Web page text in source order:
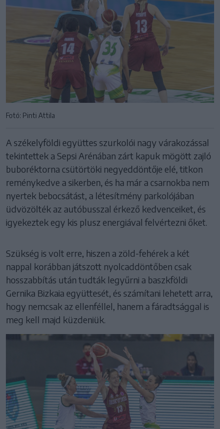
Fotó: Pinti Attila
A székelyföldi együttes szurkolói nagy várakozással
tekintettek a Sepsi Arénában zárt kapuk mögött zajló
buboréktorna csütörtöki negyeddöntője elé, titkon
reménykedve a sikerben, és ha már a csarnokba nem
nyertek bebocsátást, a létesítmény parkolójában
üdvözölték az autóbusszal érkező kedvenceiket, és
igyekeztek egy kis plusz energiával felvértezni őket.
Szükség is volt erre, hiszen a zöld-fehérek a két
nappal korábban játszott nyolcaddöntőben csak
hosszabbítás után tudták legyűrni a baszkföldi
Gernika Bizkaia együttesét, és számítani lehetett arra,
hogy nemcsak az ellenféllel, hanem a fáradtsággal is
meg kell majd küzdeniük.